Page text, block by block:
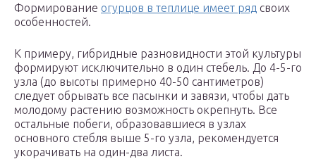
Формирование огурцов в теплице имеет ряд своих
особенностей.
К примеру, гибридные разновидности этой культуры
формируют исключительно в один стебель. До 4-5-го
узла (до высоты примерно 40-50 сантиметров)
следует обрывать все пасынки и завязи, чтобы дать
молодому растению возможность окрепнуть. Все
остальные побеги, образовавшиеся в узлах
основного стебля выше 5-го узла, рекомендуется
укорачивать на один-два листа.